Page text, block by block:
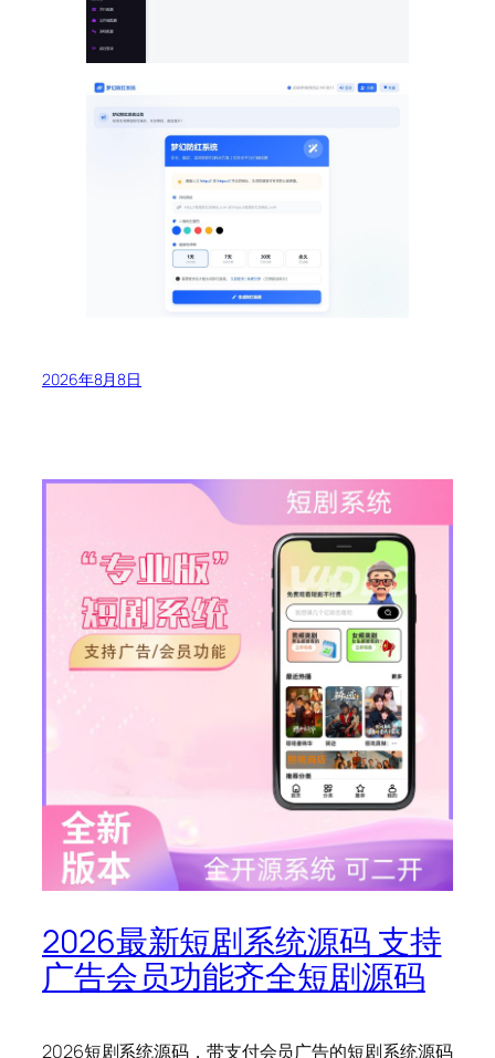
2026年8月8日
2026最新短剧系统源码 支持
广告会员功能齐全短剧源码
2026短剧系统源码，带支付会员广告的短剧系统源码